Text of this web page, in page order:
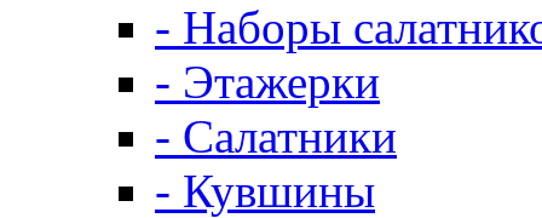
- Наборы
- Этажерки
- Салатники
- Кувшины